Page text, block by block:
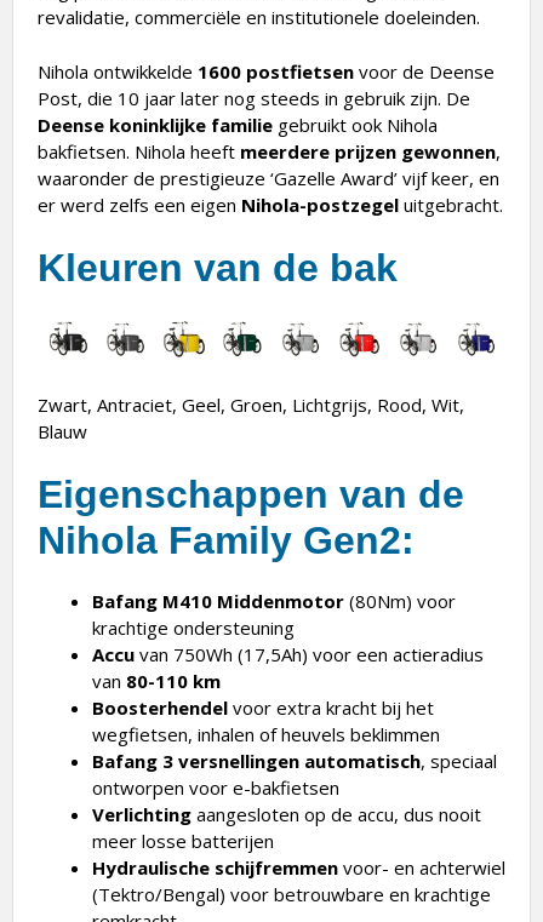
revalidatie, commerciële en institutionele doeleinden.
Nihola ontwikkelde 1600 postfietsen voor de Deense
Post, die 10 jaar later nog steeds in gebruik zijn. De
Deense koninklijke familie gebruikt ook Nihola
bakfietsen. Nihola heeft meerdere prijzen gewonnen,
waaronder de prestigieuze ‘Gazelle Award’ vijf keer, en
er werd zelfs een eigen Nihola-postzegel uitgebracht.
Kleuren van de bak
Zwart, Antraciet, Geel, Groen, Lichtgrijs, Rood, Wit,
Blauw
Eigenschappen van de
Nihola Family Gen2:
Bafang M410 Middenmotor (80Nm) voor
krachtige ondersteuning
Accu van 750Wh (17,5Ah) voor een actieradius
van 80-110 km
Boosterhendel voor extra kracht bij het
wegfietsen, inhalen of heuvels beklimmen
Bafang 3 versnellingen automatisch, speciaal
ontworpen voor e-bakfietsen
Verlichting aangesloten op de accu, dus nooit
meer losse batterijen
Hydraulische schijfremmen voor- en achterwiel
(Tektro/Bengal) voor betrouwbare en krachtige